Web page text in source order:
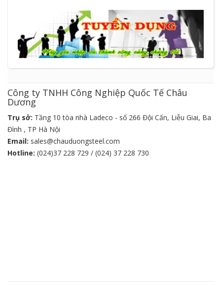
Công ty TNHH Công Nghiệp Quốc Tế Châu
Dương
Trụ sở: Tầng 10 tòa nhà Ladeco - số 266 Đội Cấn, Liễu Giai, Ba
Đình , TP Hà Nội
Email: sales@chauduongsteel.com
Hotline: (024)37 228 729 / (024) 37 228 730